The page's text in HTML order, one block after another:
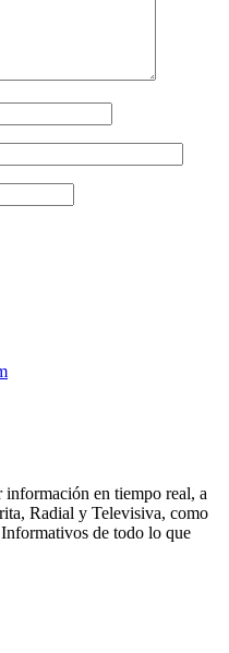
en tiempo real, a
Radial y Televisiva, como
de todo lo que